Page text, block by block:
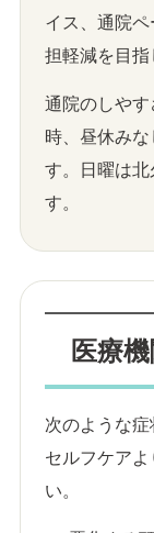
イス、通院
担軽減を目指
通院のしや
時、昼休み
す。日曜は北
す。
医療
次のような
セルフケア
い。